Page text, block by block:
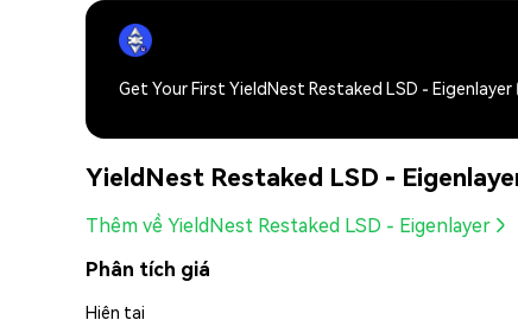
Get Your First YieldNest Restaked LSD - Eigenlayer
YieldNest Restaked LSD -
Thêm về YieldNest Restaked LSD - Eigenlayer
Phân tích giá
Hiện tại